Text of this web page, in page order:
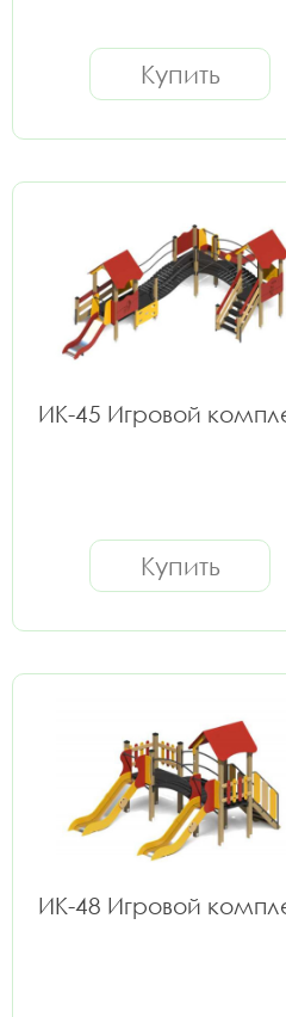
Купить
ИК-45 Игровой
Купить
ИК-48 Игровой